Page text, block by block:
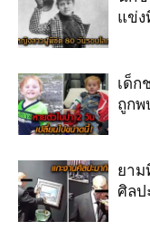
แข่ง
เด็ก
ถูก
ยาม
ศิลป